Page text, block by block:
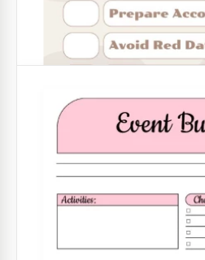
Google Sheets